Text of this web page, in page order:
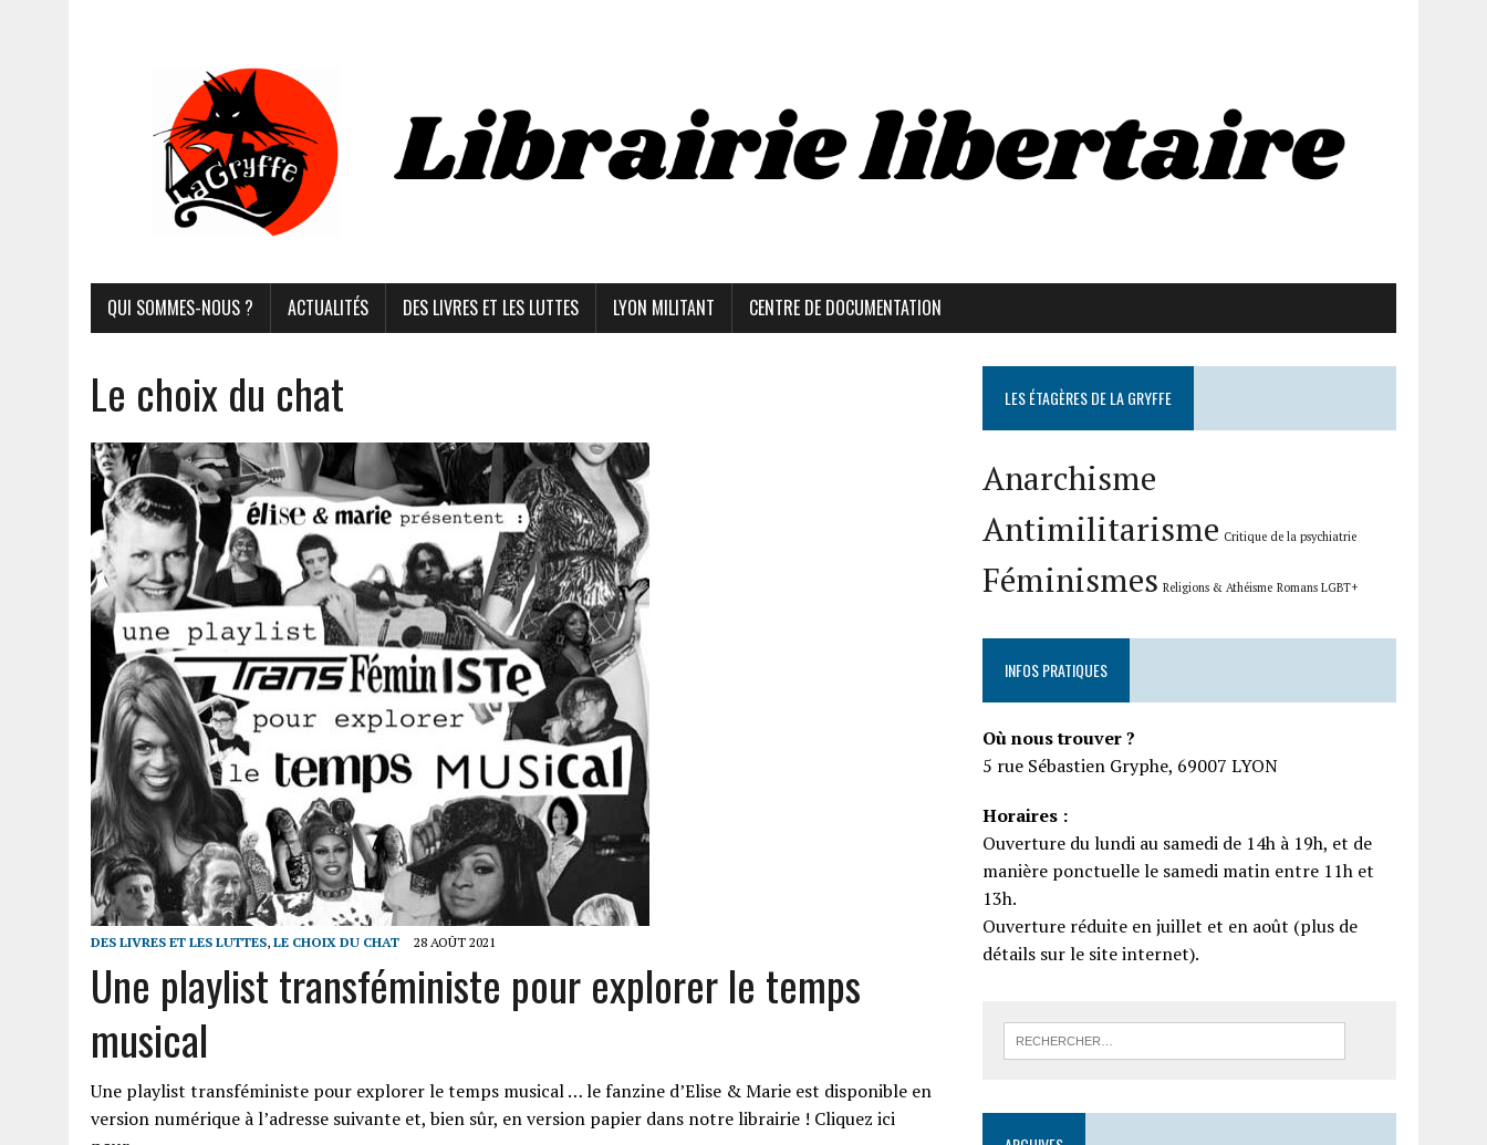
QUI SOMMES-NOUS ? ACTUALITÉS DES LIVRES ET LES LUTTES LYON MILITANT CENTRE DE DOCUMENTATION
Le choix du chat
DES LIVRES ET LES LUTTES, LE CHOIX DU CHAT 28 AOÛT 2021
Une playlist transféministe pour explorer le temps
musical
Une playlist transféministe pour explorer le temps musical … le fanzine d’Elise & Marie est disponible en
version numérique à l’adresse suivante et, bien sûr, en version papier dans notre librairie ! Cliquez ici
LES ÉTAGÈRES DE LA GRYFFE
Anarchisme
Antimilitarisme Critique de la psychiatrie
Féminismes Religions & Athéisme Romans LGBT+
INFOS PRATIQUES
Où nous trouver ?
5 rue Sébastien Gryphe, 69007 LYON
Horaires :
Ouverture du lundi au samedi de 14h à 19h, et de
manière ponctuelle le samedi matin entre 11h et
13h.
Ouverture réduite en juillet et en août (plus de
détails sur le site internet).